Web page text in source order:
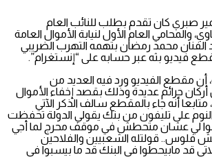
صبري كان تقدم بطلب للنائب العام
والمحامي العام الأول لنيابة الأموال العامة
الفنان محمد رمضان بتهمه التهرب الضريبي
فيديو بثه عبر حسابه على “إنستغرام”.
أن مقطع الفيديو ورد فيه العديد من
أركان جرائم عديدة وذلك بقصد إخفاء الأموال
أنه جاء بالمقطع سالف الذكر الآتي
على تليفون من بنك يقولي الدولة تحفظت
لي عشان متحطش في موقف محرج لما أجي
فلوس.. قولتله الشعبيين والفلاحين
قد مابيحطوا في البنك قد ما بيسبوا في